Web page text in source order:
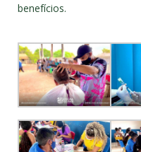
benefícios.